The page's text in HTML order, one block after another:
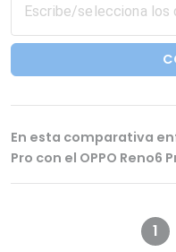
En esta comparativa
Pro con el OPPO Reno6
1